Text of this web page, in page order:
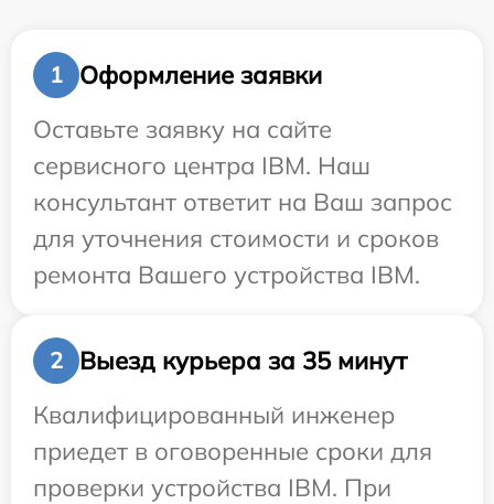
1
Оформление заявки
Оставьте заявку на сайте
сервисного центра IBM. Наш
консультант ответит на Ваш запрос
для уточнения стоимости и сроков
ремонта Вашего устройства IBM.
2
Выезд курьера за 35 минут
Квалифицированный инженер
приедет в оговоренные сроки для
проверки устройства IBM. При